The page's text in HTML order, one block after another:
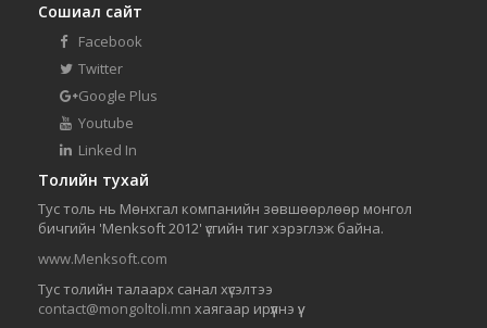
Сошиал сайт
Facebook
Twitter
Google Plus
Youtube
Linked In
Толийн тухай
Тус толь нь Мөнхгал компанийн зөвшөөрлөөр монгол
бичгийн 'Menksoft 2012' үсгийн тиг хэрэглэж байна.
www.Menksoft.com
Тус толийн талаарх санал хүсэлтээ
contact@mongoltoli.mn хаягаар ирүүлнэ үү.